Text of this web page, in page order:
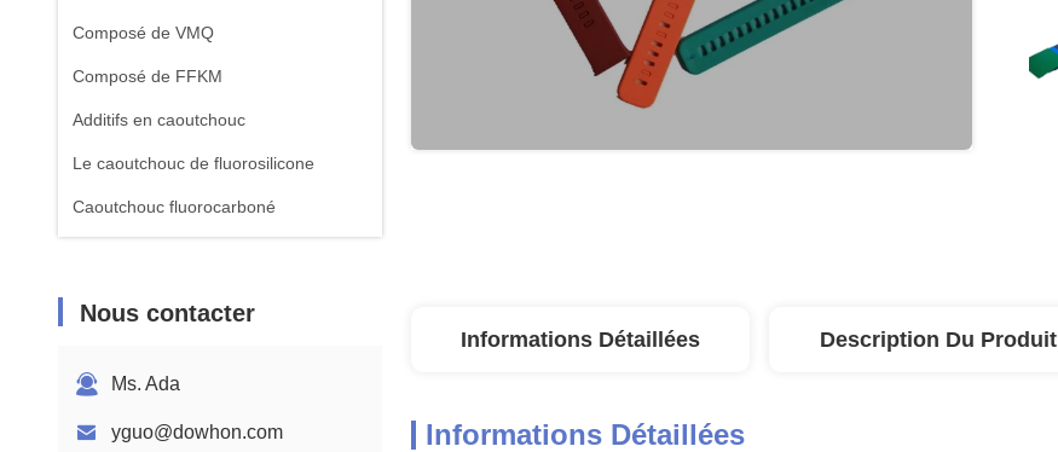
Composé de VMQ
Composé de FFKM
Additifs en caoutchouc
Le caoutchouc de fluorosilicone
Caoutchouc fluorocarboné
Nous contacter
Ms. Ada
yguo@dowhon.com
Informations Détaillées Description Du Produit
Informations Détaillées